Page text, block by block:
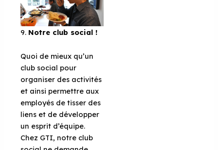
9. Notre club social !
Quoi de mieux qu’un
club social pour
organiser des activités
et ainsi permettre aux
employés de tisser des
liens et de développer
un esprit d’équipe.
Chez GTI, notre club